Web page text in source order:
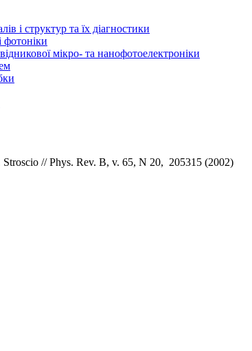
і структур та їх діагностики
фотоніки
мікро- та нанофотоелектроніки
//Phys. Rev. B, v. 65, N 20, 205315 (2002)